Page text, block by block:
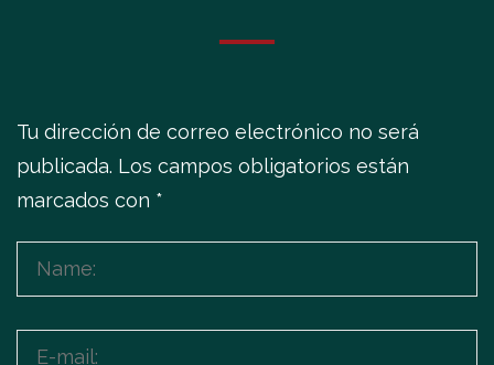
Tu dirección de correo electrónico no será
publicada. Los campos obligatorios están
marcados con *